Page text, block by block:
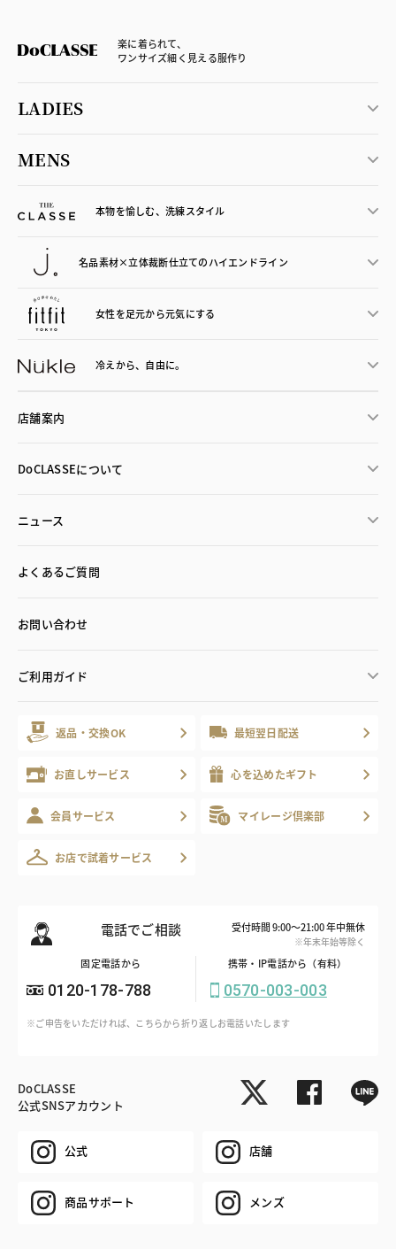
楽に着られて、
ワンサイズ細く見える服作り
LADIES
MENS
本物を愉しむ、洗練スタイル
名品素材×立体裁断仕立てのハイエンドライン
女性を足元から元気にする
冷えから、 自由に。
店舗案内
DoCLASSEについて
ニュース
よくあるご質問
お問い合わせ
ご利用ガイド
返品・交換OK 最短翌日配送
お直しサービス 心を込めたギフト
会員サービス マイレージ倶楽部
お店で試着サービス
電話でご相談 受付時間 9:00～21:00 年中無休
※年末年始等除く
固定電話から
0120-178-788
携帯・IP電話から（有料）
0570-003-003
※ご申告をいただければ、こちらから折り返しお電話いたします
DoCLASSE
公式SNSアカウント
公式 店舗
商品サポート メンズ